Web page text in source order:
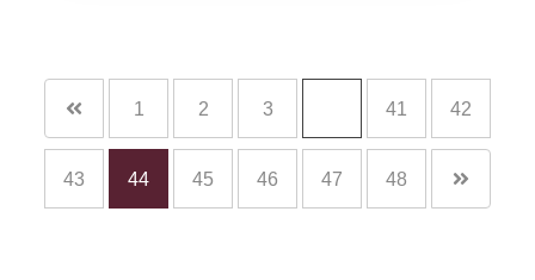
1 2 3 41 42
43 44 45 46 47 48